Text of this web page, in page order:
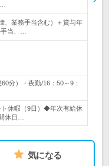
、業務手当含む）＋賞与年
当、…
分）・夜勤/16：50～9：
休暇（9日）◆年次有給休
休日…
気になる